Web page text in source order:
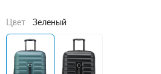
Цвет Зеленый